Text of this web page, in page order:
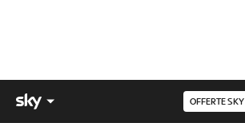
OFFERTE SKY